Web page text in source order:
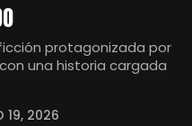
protagonizada por
una historia cargada
19, 2026